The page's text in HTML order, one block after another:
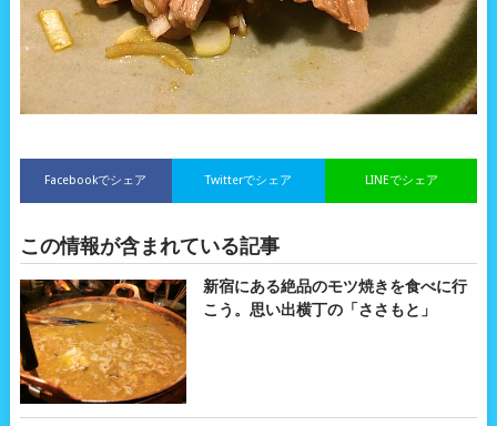
Facebookでシェア LINEでシェア
Twitterでシェア
この情報が含まれている記事
新宿にある絶品のモツ焼きを食べに行
こう。思い出横丁の「ささもと」